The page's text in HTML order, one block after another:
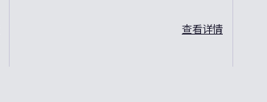
查看详情